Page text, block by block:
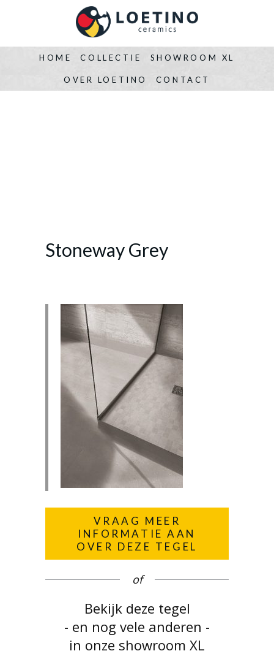
HOME COLLECTIE SHOWROOM XL
OVER LOETINO CONTACT
Stoneway Grey
VRAAG MEER
INFORMATIE AAN
OVER DEZE TEGEL
of
Bekijk deze tegel
- en nog vele anderen -
in onze showroom XL